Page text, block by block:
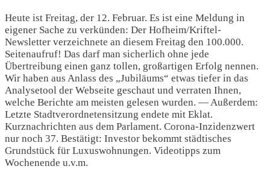
Heute ist Freitag, der 12. Februar. Es ist eine Meldung in
eigener Sache zu verkünden: Der Hofheim/Kriftel-
Newsletter verzeichnete an diesem Freitag den 100.000.
Seitenaufruf! Das darf man sicherlich ohne jede
Übertreibung einen ganz tollen, großartigen Erfolg nennen.
Wir haben aus Anlass des „Jubiläums“ etwas tiefer in das
Analysetool der Webseite geschaut und verraten Ihnen,
welche Berichte am meisten gelesen wurden. — Außerdem:
Letzte Stadtverordnetensitzung endete mit Eklat.
Kurznachrichten aus dem Parlament. Corona-Inzidenzwert
nur noch 37. Bestätigt: Investor bekommt städtisches
Grundstück für Luxuswohnungen. Videotipps zum
Wochenende u.v.m.